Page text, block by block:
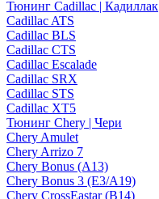
Тюнинг Cadillac | Кадиллак
Cadillac ATS
Cadillac BLS
Cadillac CTS
Cadillac Escalade
Cadillac SRX
Cadillac STS
Cadillac XT5
Тюнинг Chery | Чери
Chery Amulet
Chery Arrizo 7
Chery Bonus (A13)
Chery Bonus 3 (E3/A19)
Chery CrossEastar (B14)